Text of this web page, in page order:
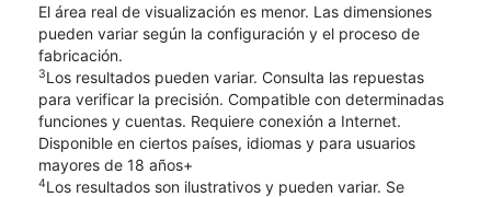
El área real de visualización es menor. Las dimensiones
pueden variar según la configuración y el proceso de
fabricación.
3Los resultados pueden variar. Consulta las repuestas
para verificar la precisión. Compatible con determinadas
funciones y cuentas. Requiere conexión a Internet.
Disponible en ciertos países, idiomas y para usuarios
mayores de 18 años+
4Los resultados son ilustrativos y pueden variar. Se